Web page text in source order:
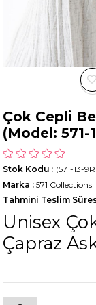
Çok Cepli
(Model: 571-
(571-13-
Stok Kodu
Marka : 571 Collections
Tahmini Teslim
Unisex
Çapraz